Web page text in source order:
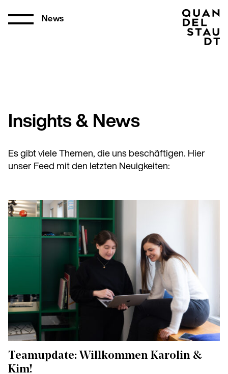
News
Insights & News
Es gibt viele Themen, die uns beschäftigen. Hier
unser Feed mit den letzten Neuigkeiten:
Teamupdate: Willkommen Karolin &
Kim!